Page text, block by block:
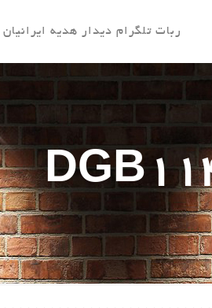
ربات تلگرام دیدار هدیه ایرانیان